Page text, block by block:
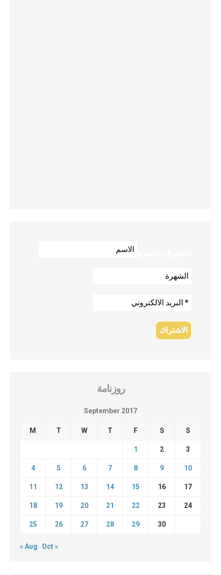
روزنامة
September 2017
M T W T F S S
1 2 3
4 5 6 7 8 9 10
11 12 13 14 15 16 17
18 19 20 21 22 23 24
25 26 27 28 29 30
« Aug Oct »